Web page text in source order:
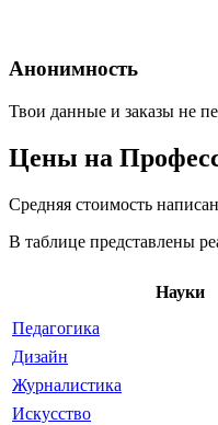
Анонимность
Твои данные и заказы не
Цены на
Средняя стоимость
В таблице представлены
Науки
Педагогика
Дизайн
Журналистика
Искусство